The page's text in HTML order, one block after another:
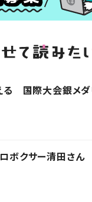
る 国際大会銀メ
ボクサー清田さ